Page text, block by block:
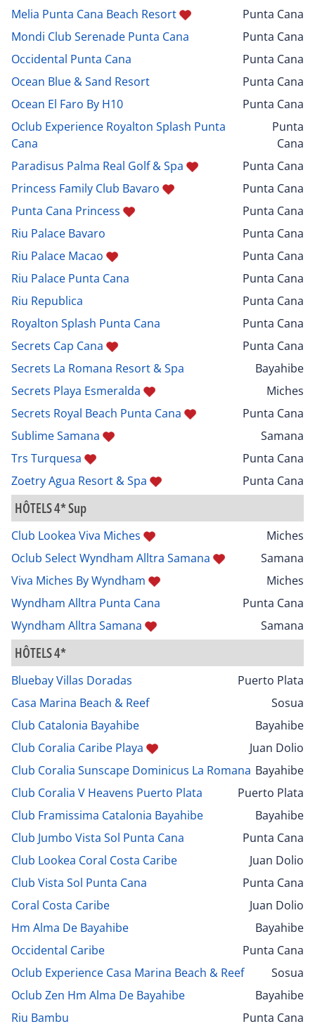
Melia Punta Cana Beach Resort
Punta Cana
Mondi Club Serenade Punta Cana
Punta Cana
Occidental Punta Cana
Punta Cana
Ocean Blue & Sand Resort
Punta Cana
Ocean El Faro By H10
Punta Cana
Oclub Experience Royalton Splash Punta
Cana
Punta
Cana
Paradisus Palma Real Golf & Spa
Punta Cana
Princess Family Club Bavaro
Punta Cana
Punta Cana Princess
Punta Cana
Riu Palace Bavaro
Punta Cana
Riu Palace Macao
Punta Cana
Riu Palace Punta Cana
Punta Cana
Riu Republica
Punta Cana
Royalton Splash Punta Cana
Punta Cana
Secrets Cap Cana
Punta Cana
Secrets La Romana Resort & Spa
Bayahibe
Secrets Playa Esmeralda
Miches
Secrets Royal Beach Punta Cana
Punta Cana
Sublime Samana
Samana
Trs Turquesa
Punta Cana
Zoetry Agua Resort & Spa
Punta Cana
HÔTELS 4* Sup
Club Lookea Viva Miches
Miches
Oclub Select Wyndham Alltra Samana
Samana
Viva Miches By Wyndham
Miches
Wyndham Alltra Punta Cana
Punta Cana
Wyndham Alltra Samana
Samana
HÔTELS 4*
Bluebay Villas Doradas
Puerto Plata
Casa Marina Beach & Reef
Sosua
Club Catalonia Bayahibe
Bayahibe
Club Coralia Caribe Playa
Juan Dolio
Club Coralia Sunscape Dominicus La Romana Bayahibe
Club Coralia V Heavens Puerto Plata
Puerto Plata
Club Framissima Catalonia Bayahibe
Bayahibe
Club Jumbo Vista Sol Punta Cana
Punta Cana
Club Lookea Coral Costa Caribe
Juan Dolio
Club Vista Sol Punta Cana
Punta Cana
Coral Costa Caribe
Juan Dolio
Hm Alma De Bayahibe
Bayahibe
Occidental Caribe
Punta Cana
Oclub Experience Casa Marina Beach & Reef
Sosua
Oclub Zen Hm Alma De Bayahibe
Bayahibe
Riu Bambu
Punta Cana